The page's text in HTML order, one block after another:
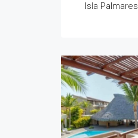
Isla Palmares